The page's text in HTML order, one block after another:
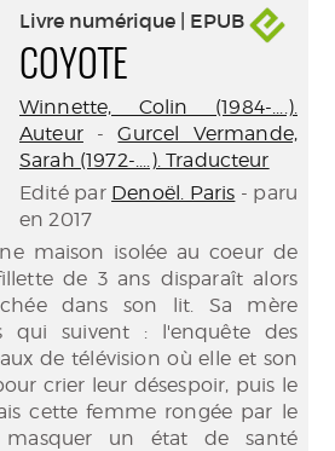
Livre numérique | EPUB
COYOTE
Winnette, Colin (1984-....).
Auteur-Gurcel Vermande,
Sarah (1972-....). Traducteur
Edité par Denoël. Paris - paru
en 2017
maison isolée au coeur de
de 3 ans disparaît alors
dans son lit. Sa mère
qui suivent : l'enquête des
de télévision où elle et son
crier leur désespoir, puis le
cette femme rongée par le
masquer un état de santé